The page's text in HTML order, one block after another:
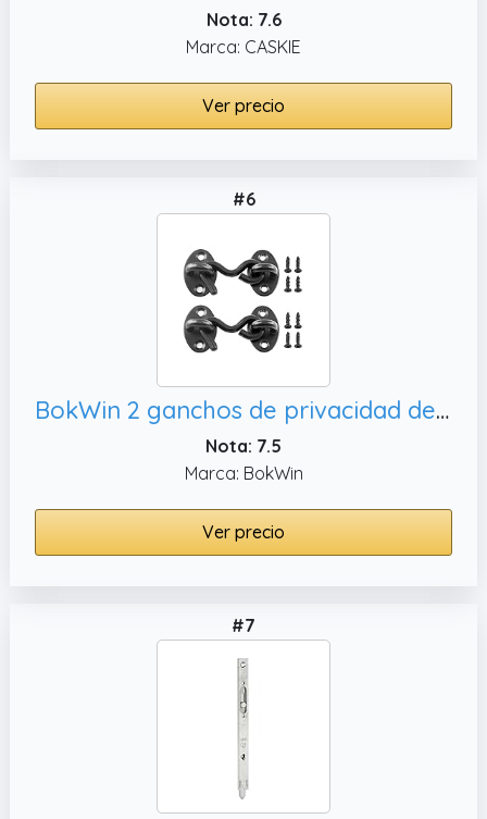
Nota: 7.6
Marca: CASKIE
Ver precio
#6
BokWin 2 ganchos de privacidad de 2 pulgadas, puerta corredera (negro)
Nota: 7.5
Marca: BokWin
Ver precio
#7